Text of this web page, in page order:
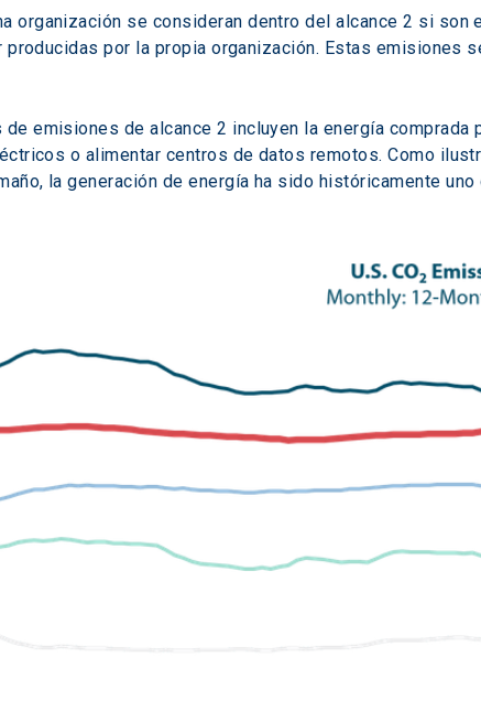
organización se consideran dentro del alcance 2 si
producidas por la propia organización. Estas
emisiones de alcance 2 incluyen la energía
o alimentar centros de datos remotos. Como
la generación de energía ha sido históricamente